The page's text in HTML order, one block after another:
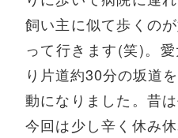
飼い主に似て歩くの
って行きます(笑)。
り片道約30分の坂道
動になりました。昔
今回は少し辛く休み